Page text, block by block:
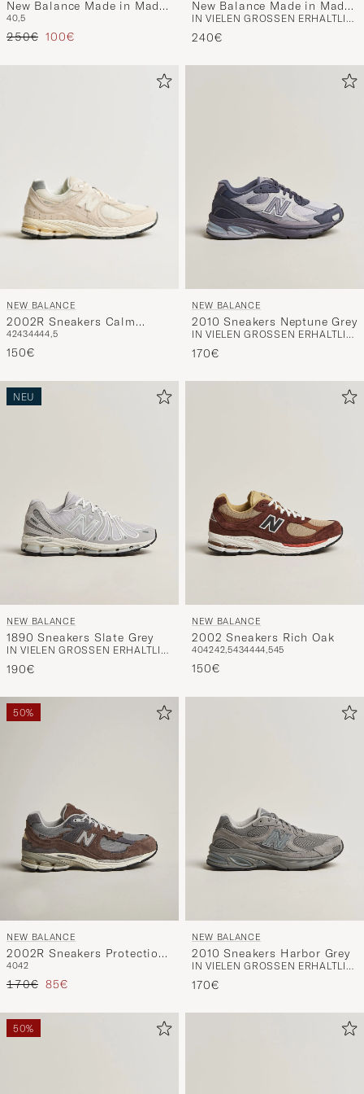
New Balance Made in Made
In UK Allerdale Black
40,5
Regulärer Preis
250€ Reduzierter Preis
100€
New Balance Made in Made
In USA 993 Sneakers BlackIN VIELEN GRÖSSEN ERHÄLTLICH
240€
NEW BALANCE
2002R Sneakers Calm
Taupe
42434444,5
150€
NEW BALANCE
2010 Sneakers Neptune Grey
IN VIELEN GRÖSSEN ERHÄLTLICH
170€
NEU
NEW BALANCE
1890 Sneakers Slate Grey
IN VIELEN GRÖSSEN ERHÄLTLICH
190€
NEW BALANCE
2002 Sneakers Rich Oak
404242,5434444,545
150€
50%
NEW BALANCE
2002R Sneakers Protection
Cortado
4042
Regulärer Preis
170€ Reduzierter Preis
85€
NEW BALANCE
2010 Sneakers Harbor Grey
IN VIELEN GRÖSSEN ERHÄLTLICH
170€
50%